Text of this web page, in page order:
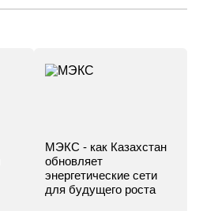
МЭКС - как Казахстан
обновляет
энергетические сети
для будущего роста